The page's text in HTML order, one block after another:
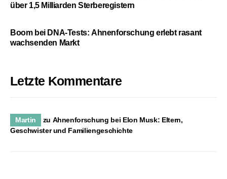
über 1,5 Milliarden Sterberegistern
Boom bei DNA-Tests: Ahnenforschung erlebt rasant
wachsenden Markt
Letzte Kommentare
Martin zu Ahnenforschung bei Elon Musk: Eltern,
Geschwister und Familiengeschichte